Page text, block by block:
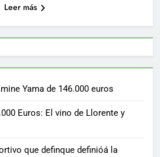
Leer más
Yama de 146.000 euros
Euros: El vino de Llorente y
que definque definióá la